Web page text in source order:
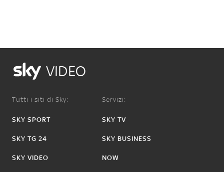
VIDEO
Tutti i siti di Sky:
SKY SPORT
SKY TG 24
SKY VIDEO
Servizi:
SKY TV
SKY BUSINESS
NOW